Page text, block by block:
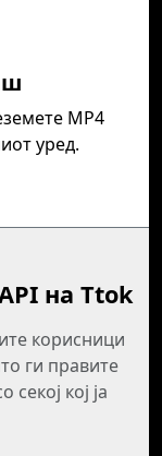
MP4
уред.
на Ttok
корисници
ги правите
кој ја